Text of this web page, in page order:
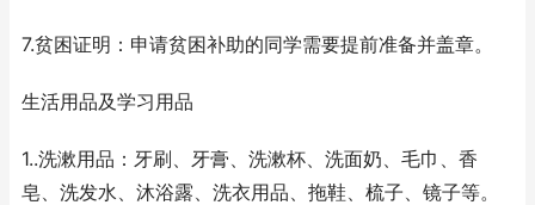
7.贫困证明：申请贫困补助的同学需要提前准备并盖章。
生活用品及学习用品
1..洗漱用品：牙刷、牙膏、洗漱杯、洗面奶、毛巾、香
皂、洗发水、沐浴露、洗衣用品、拖鞋、梳子、镜子等。